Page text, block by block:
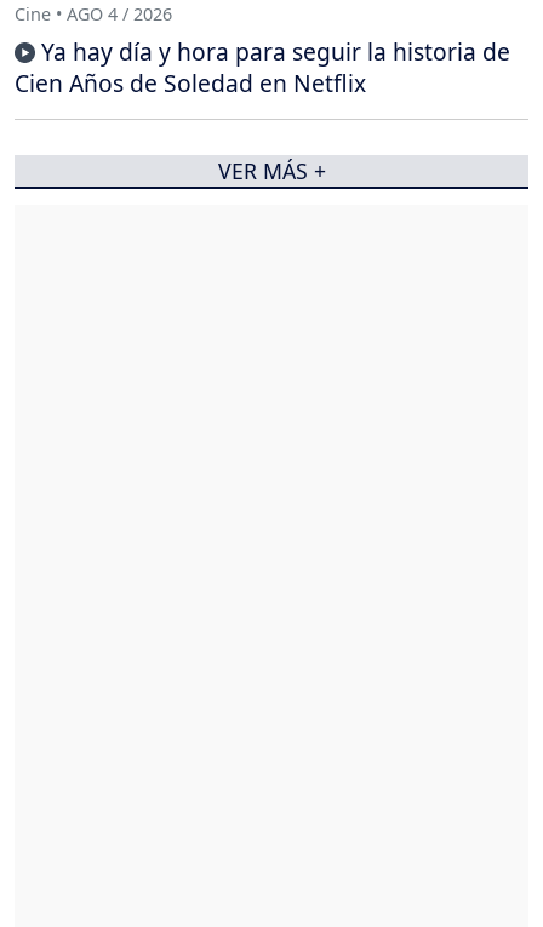
Cine • AGO 4 / 2026
Ya hay día y hora para seguir la historia de
Cien Años de Soledad en Netflix
VER MÁS +